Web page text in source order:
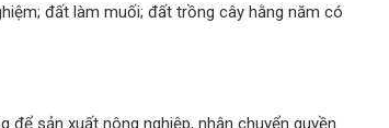
đất làm muối; đất trồng cây hằng năm có
sản xuất nông nghiệp, nhận chuyển quyền